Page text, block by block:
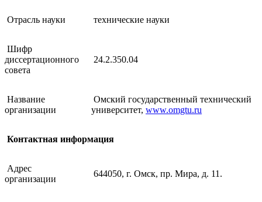
Отрасль науки технические науки
Шифр
диссертационного
совета
24.2.350.04
Название
организации
Омский государственный технический
университет, www.omgtu.ru
Контактная информация
Адрес
организации
644050, г. Омск, пр. Мира, д. 11.